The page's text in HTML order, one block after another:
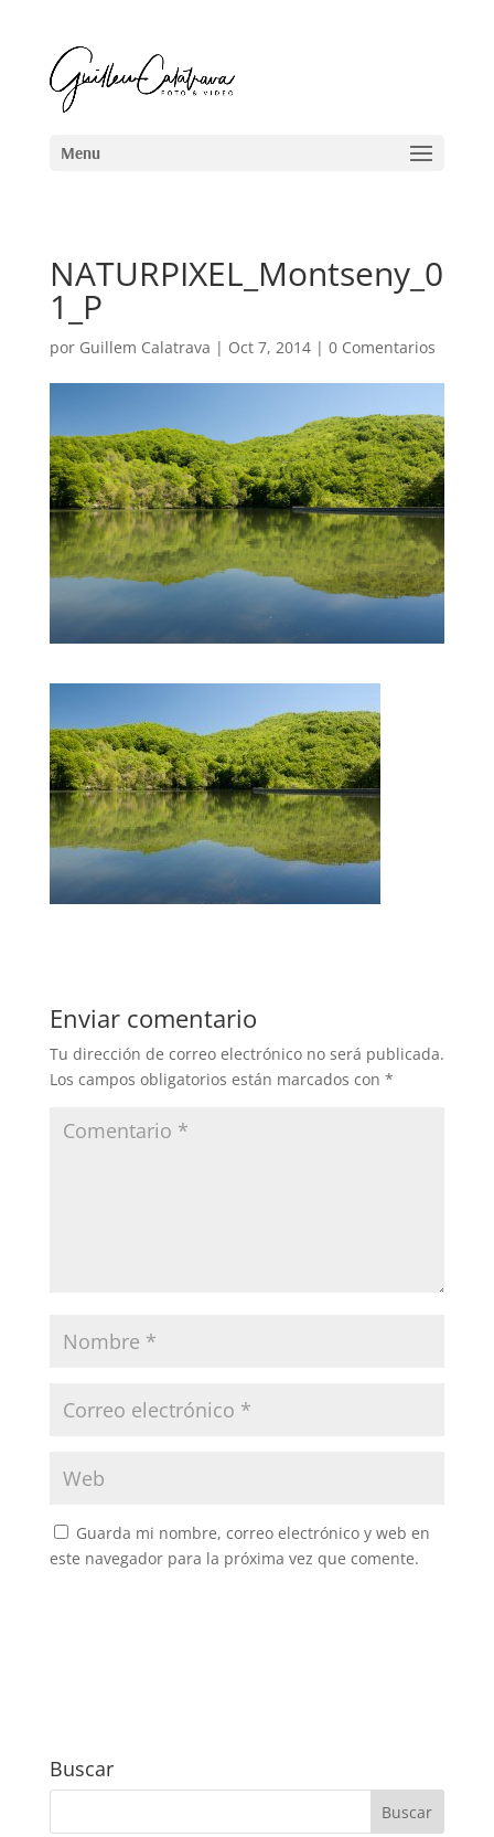
NATURPIXEL_Montseny_0
1_P
por Guillem Calatrava | Oct 7, 2014| 0 Comentarios
Enviar comentario
Tu dirección de correo electrónico no será publicada.
Los campos obligatorios están marcados con *
Guarda mi nombre, correo electrónico y web en
este navegador para la próxima vez que comente.
Buscar